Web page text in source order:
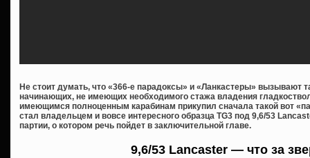
Не стоит думать, что «366-е парадоксы» и «Ланкастеры» вызывают
начинающих, не имеющих необходимого стажа владения
имеющимся полноценным карабинам прикупил сначала такой вот
стал владельцем и вовсе интересного образца TG3 под 9,6/53
партии, о котором речь пойдет в заключительной главе.
9,6/53 Lancaster — что за